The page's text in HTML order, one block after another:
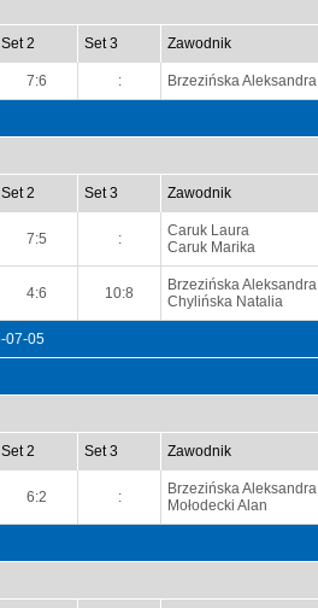
Set 2 Set 3 Zawodnik
7:6 : Brzezińska Aleksandra
Set 2 Set 3 Zawodnik
7:5 :
Caruk Laura
Caruk Marika
4:6 10:8
Brzezińska Aleksandra
Chylińska Natalia
07-05
Set 2 Set 3 Zawodnik
6:2 :
Brzezińska Aleksandra
Mołodecki Alan